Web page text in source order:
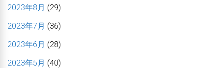
2023年8月 (29)
2023年7月 (36)
2023年6月 (28)
2023年5月 (40)